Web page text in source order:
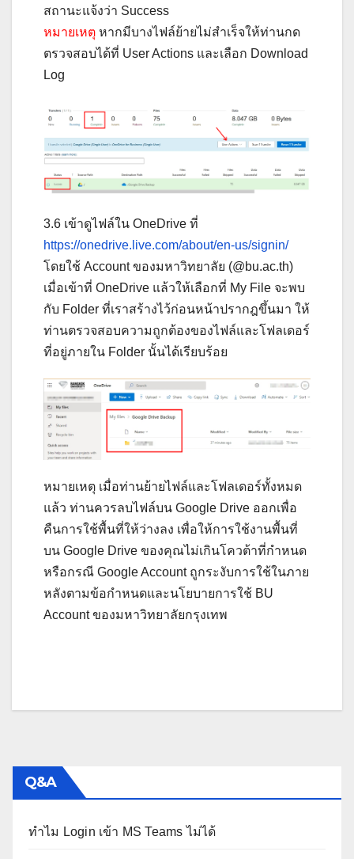
สถานะแจ้งว่า Success
หมายเหตุ หากมีบางไฟล์ย้ายไม่สำเร็จให้ท่านกด
ตรวจสอบได้ที่ User Actions และเลือก Download
Log
3.6 เข้าดูไฟล์ใน OneDrive ที่
https://onedrive.live.com/about/en-us/signin/
โดยใช้ Account ของมหาวิทยาลัย (@bu.ac.th)
เมื่อเข้าที่ OneDrive แล้วให้เลือกที่ My File จะพบ
กับ Folder ที่เราสร้างไว้ก่อนหน้าปรากฎขึ้นมา ให้
ท่านตรวจสอบความถูกต้องของไฟล์และโฟลเดอร์
ที่อยู่ภายใน Folder นั้นได้เรียบร้อย
หมายเหตุ เมื่อท่านย้ายไฟล์และโฟลเดอร์ทั้งหมด
แล้ว ท่านควรลบไฟล์บน Google Drive ออกเพื่อ
คืนการใช้พื้นที่ให้ว่างลง เพื่อให้การใช้งานพื้นที่
บน Google Drive ของคุณไม่เกินโควต้าที่กำหนด
หรือกรณี Google Account ถูกระงับการใช้ในภาย
หลังตามข้อกำหนดและนโยบายการใช้ BU
Account ของมหาวิทยาลัยกรุงเทพ
Q&A
ทำไม Login เข้า MS Teams ไม่ได้